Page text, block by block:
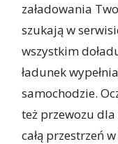
załadowania
szukają w
wszystkim
ładunek
samochodzie.
też przewozu
całą przestrzeń